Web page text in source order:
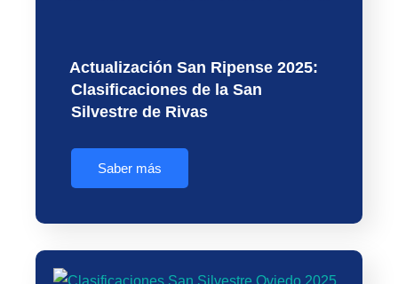
Actualización San Ripense 2025:
Clasificaciones de la San
Silvestre de Rivas
Saber más